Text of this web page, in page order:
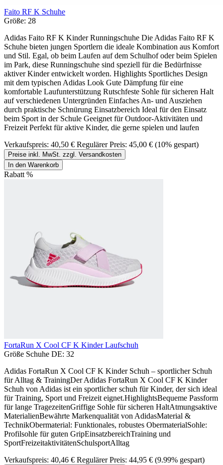
Faito RF K Schuhe
Größe: 28
Adidas Faito RF K Kinder Runningschuhe Die Adidas Faito RF K
Schuhe bieten jungen Sportlern die ideale Kombination aus Komfort
und Stil. Egal, ob beim Laufen auf dem Schulhof oder beim Spielen
im Park, diese Runningschuhe sind speziell für die Bedürfnisse
aktiver Kinder entwickelt worden. Highlights Sportliches Design
mit dem typischen Adidas Look Gute Dämpfung für eine
komfortable Laufunterstützung Rutschfeste Sohle für sicheren Halt
auf verschiedenen Untergründen Einfaches An- und Ausziehen
durch praktische Schnürung Einsatzbereich Ideal für den Einsatz
beim Sport in der Schule Geeignet für Outdoor-Aktivitäten und
Freizeit Perfekt für aktive Kinder, die gerne spielen und laufen
Verkaufspreis: 40,50 € Regulärer Preis: 45,00 € (10% gespart)
Preise inkl. MwSt. zzgl. Versandkosten
In den Warenkorb
Rabatt %
FortaRun X Cool CF K Kinder Laufschuh
Größe Schuhe DE: 32
Adidas FortaRun X Cool CF K Kinder Schuh – sportlicher Schuh
für Alltag & TrainingDer Adidas FortaRun X Cool CF K Kinder
Schuh von Adidas ist ein sportlicher schuh für Kinder, der sich ideal
für Training, Sport und Freizeit eignet.HighlightsBequeme Passform
für lange TragezeitenGriffige Sohle für sicheren HaltAtmungsaktive
MaterialienBewährte Markenqualität von AdidasMaterial &
TechnikObermaterial: Funktionales, robustes ObermaterialSohle:
Profilsohle für guten GripEinsatzbereichTraining und
SportFreizeitaktivitätenSchulsportAlltag
Verkaufspreis: 40,46 € Regulärer Preis: 44,95 € (9.99% gespart)